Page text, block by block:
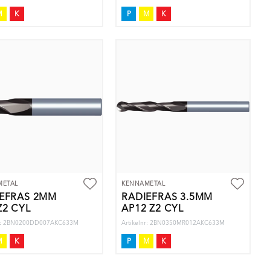
K P M K
2MM
CYL
2BN0200DD007AKC633M
K
KENNAMETAL
RADIEFRÄS 3.5MM
AP12 Z2 CYL
Artikelnr: 2BN0350MR012AKC633M
P M K